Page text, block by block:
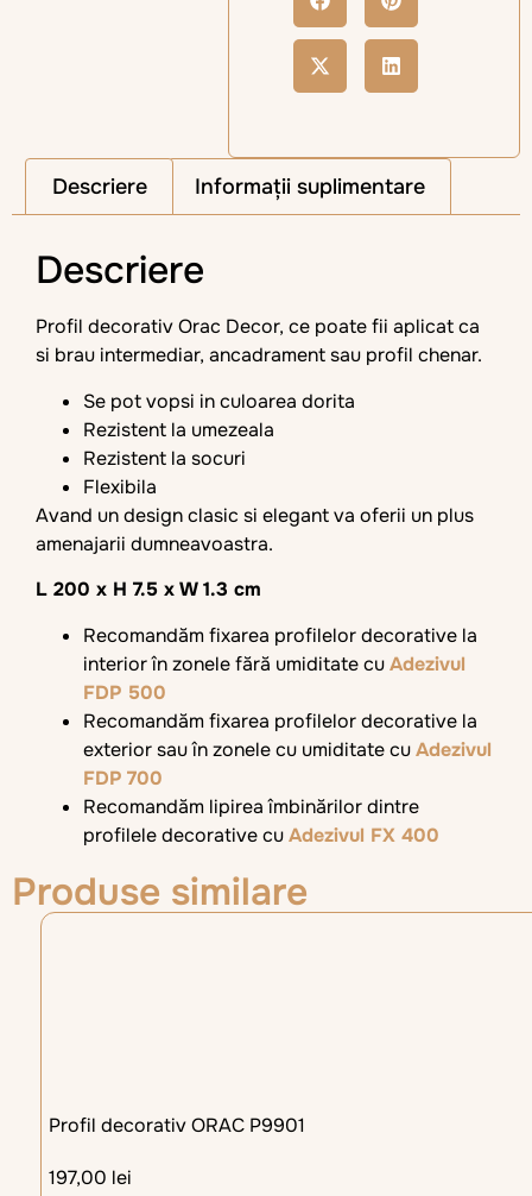
Descriere Informații suplimentare
Descriere
Profil decorativ Orac Decor, ce poate fii aplicat ca
si brau intermediar, ancadrament sau profil chenar.
Se pot vopsi in culoarea dorita
Rezistent la umezeala
Rezistent la socuri
Flexibila
Avand un design clasic si elegant va oferii un plus
amenajarii dumneavoastra.
L 200 x H 7.5 x W 1.3 cm
Recomandăm fixarea profilelor decorative la
interior în zonele fără umiditate cuAdezivul
FDP 500
Recomandăm fixarea profilelor decorative la
exterior sau în zonele cu umiditate cuAdezivul
FDP 700
Recomandăm lipirea îmbinărilor dintre
profilele decorative cuAdezivul FX 400
Produse similare
Profil decorativ ORAC P9901
197,00 lei